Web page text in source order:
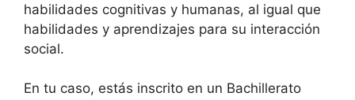
habilidades cognitivas y humanas, al igual que
habilidades y aprendizajes para su interacción
social.
En tu caso, estás inscrito en un Bachillerato